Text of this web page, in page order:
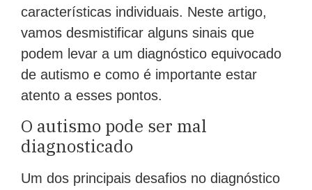
características individuais. Neste artigo,
vamos desmistificar alguns sinais que
podem levar a um diagnóstico equivocado
de autismo e como é importante estar
atento a esses pontos.
O autismo pode ser mal
diagnosticado
Um dos principais desafios no diagnóstico